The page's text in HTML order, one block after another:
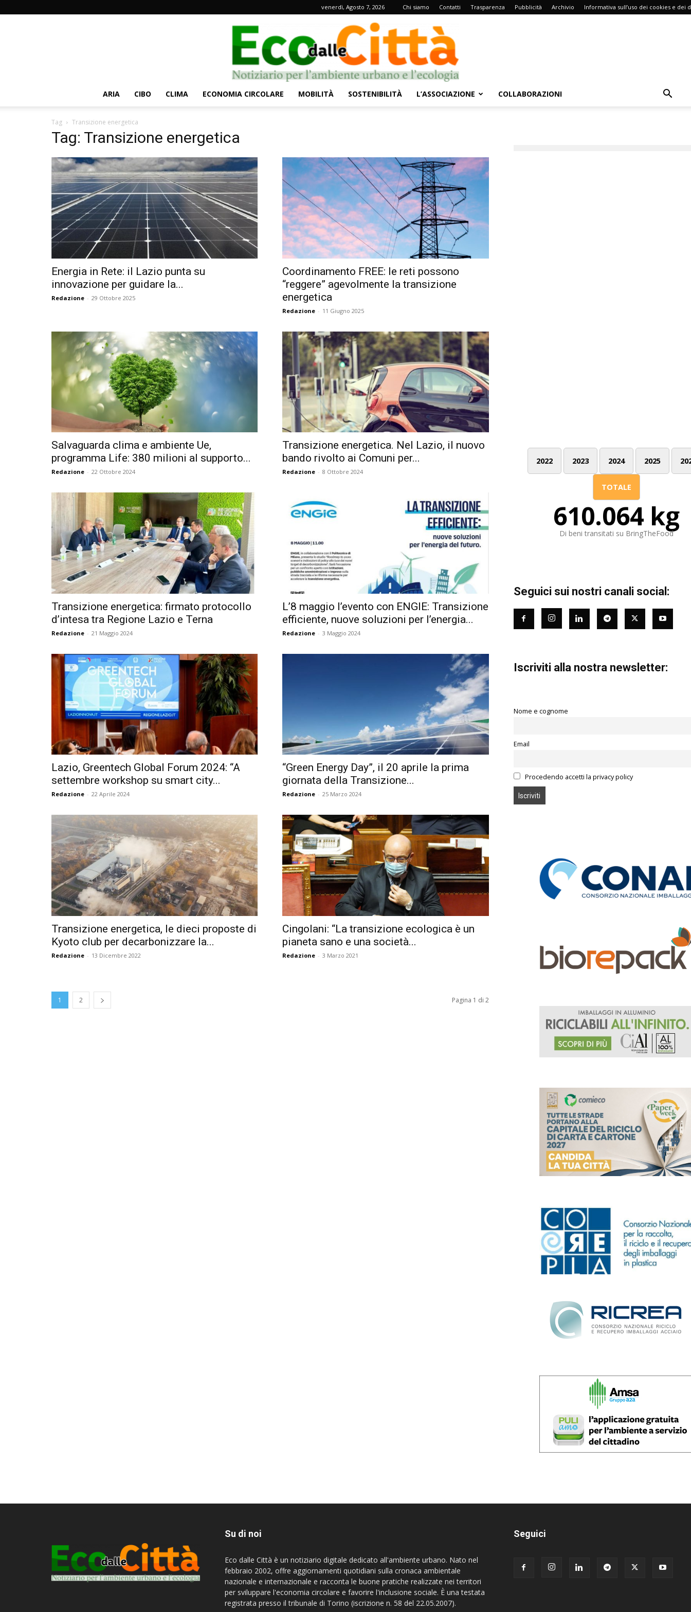
venerdì, Agosto 7, 2026 Chi siamo Contatti Trasparenza Pubblicità Archivio Informativa sull’uso dei cookies e dei
dalle
Città
ARIA CIBO CLIMA ECONOMIA CIRCOLARE MOBILITÀ SOSTENIBILITÀ L’ASSOCIAZIONE COLLABORAZIONI
Tag Transizione energetica
Tag: Transizione energetica
Energia in Rete: il Lazio punta su
innovazione per guidare la...
Redazione - 29 Ottobre 2025
Coordinamento FREE: le reti possono
“reggere” agevolmente la transizione
energetica
Redazione - 11 Giugno 2025
Salvaguarda clima e ambiente Ue,
programma Life: 380 milioni al supporto...
Redazione - 22 Ottobre 2024
Transizione energetica. Nel Lazio, il nuovo
bando rivolto ai Comuni per...
Redazione - 8 Ottobre 2024
Transizione energetica: firmato protocollo
d’intesa tra Regione Lazio e Terna
Redazione - 21 Maggio 2024
L’8 maggio l’evento con ENGIE: Transizione
efficiente, nuove soluzioni per l’energia...
Redazione - 3 Maggio 2024
Lazio, Greentech Global Forum 2024: “A
settembre workshop su smart city...
Redazione - 22 Aprile 2024
“Green Energy Day”, il 20 aprile la prima
giornata della Transizione...
Redazione - 25 Marzo 2024
Transizione energetica, le dieci proposte di
Kyoto club per decarbonizzare la...
Redazione - 13 Dicembre 2022
Cingolani: “La transizione ecologica è un
pianeta sano e una società...
Redazione - 3 Marzo 2021
1 2 Pagina 1 di 2
2022 2023 2024 2025
TOTALE
610.064 kg
Di beni transitati su BringTheFood
Seguici sui nostri canali social:
Iscriviti alla nostra newsletter:
Nome e cognome
Email
Procedendo accetti la privacy policy
Su di noi
Eco dalle Città è un notiziario digitale dedicato all'ambiente urbano. Nato nel
febbraio 2002, offre aggiornamenti quotidiani sulla cronaca ambientale
nazionale e internazionale e racconta le buone pratiche realizzate nei territori
per sviluppare l'economia circolare e favorire l'inclusione sociale. È una testata
registrata presso il tribunale di Torino (iscrizione n. 58 del 22.05.2007).
Seguici